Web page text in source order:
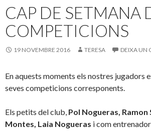
CAP DE SETMANA
COMPETICIONS
19 NOVEMBRE 2016 TERESA DEIXA UN
En aquests moments els nostres jugadors
seves competicions corresponents.
Els petits del club, Pol Nogueras, Ramon
Montes, Laia Nogueras i com entrenador